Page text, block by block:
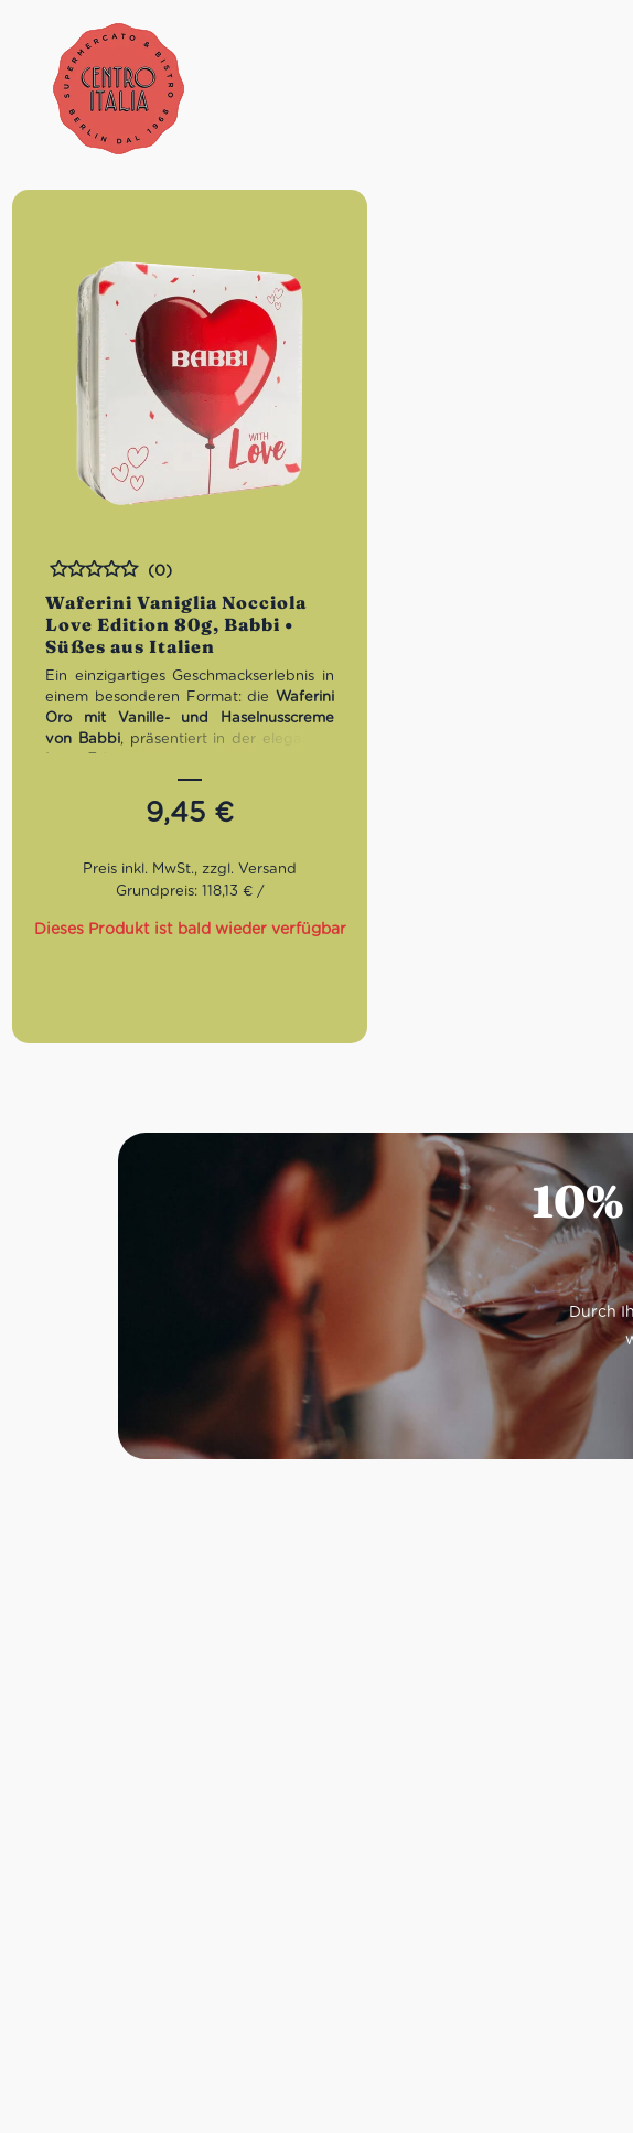
Waferini Vaniglia Nocciola
Love Edition 80g, Babbi •
Süßes aus Italien
Bewertet
(0)
Ein einzigartiges Geschmackserlebnis in
einem besonderen Format: dieWaferini
Oro mit Vanille- und Haselnusscreme
von Babbi, präsentiert in der eleganten
Love Edition
Waffeln umhüllen eine zartschmelzende
Cremefüllung aus Vanille und Haselnuss
– perfekt ausbalanciert in Geschmack
Seit 1952 steht Babbi für höchste
Confiserie-Kunst: Gegründet im Herzen
das Unternehmen dank sorgfältig
9,45 €
Grundpreis: 118,13 € /
Dieses Produkt ist bald wieder verfügbar
Durch